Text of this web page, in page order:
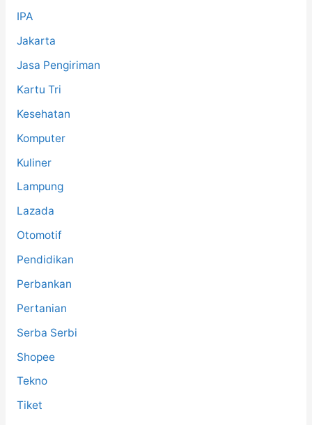
IPA
Jakarta
Jasa Pengiriman
Kartu Tri
Kesehatan
Komputer
Kuliner
Lampung
Lazada
Otomotif
Pendidikan
Perbankan
Pertanian
Serba Serbi
Shopee
Tekno
Tiket